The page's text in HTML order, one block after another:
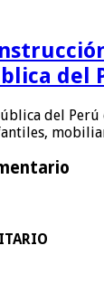
del
del